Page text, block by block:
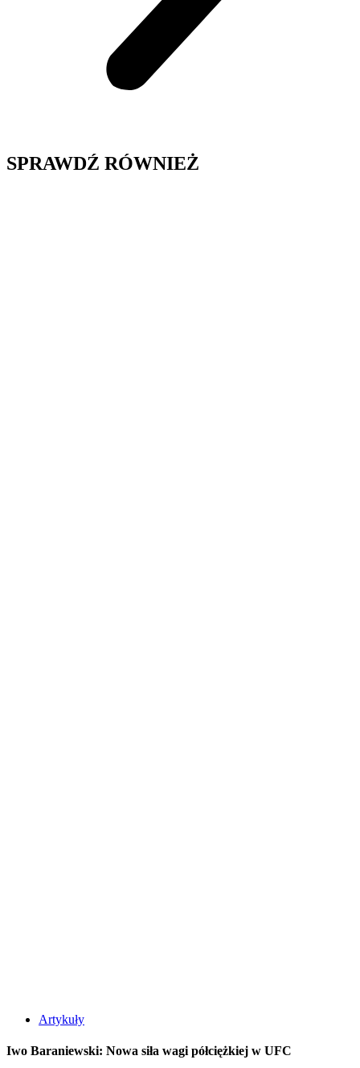
SPRAWDŹ RÓWNIEŻ
Artykuły
Iwo Baraniewski: Nowa siła wagi półciężkiej w UFC